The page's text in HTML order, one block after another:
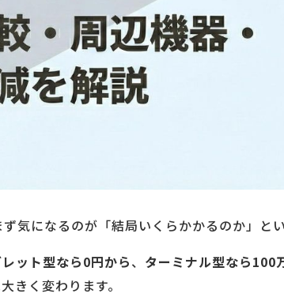
気になるのが「結局いくらかかるのか」とい
ット型なら0円から、 ターミナル型なら100
きく変わります。